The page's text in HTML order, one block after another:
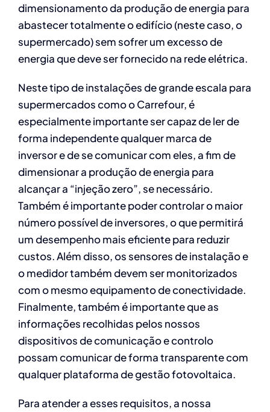
dimensionamento da produção de energia para
abastecer totalmente o edifício (neste caso, o
supermercado) sem sofrer um excesso de
energia que deve ser fornecido na rede elétrica.
Neste tipo de instalações de grande escala para
supermercados como o Carrefour, é
especialmente importante ser capaz de ler de
forma independente qualquer marca de
inversor e de se comunicar com eles, a fim de
dimensionar a produção de energia para
alcançar a “injeção zero”, se necessário.
Também é importante poder controlar o maior
número possível de inversores, o que permitirá
um desempenho mais eficiente para reduzir
custos. Além disso, os sensores de instalação e
o medidor também devem ser monitorizados
com o mesmo equipamento de conectividade.
Finalmente, também é importante que as
informações recolhidas pelos nossos
dispositivos de comunicação e controlo
possam comunicar de forma transparente com
qualquer plataforma de gestão fotovoltaica.
Para atender a esses requisitos, a nossa